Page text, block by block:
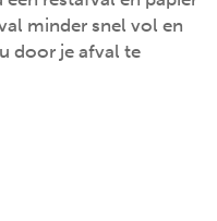
minder snel vol en
door je afval te